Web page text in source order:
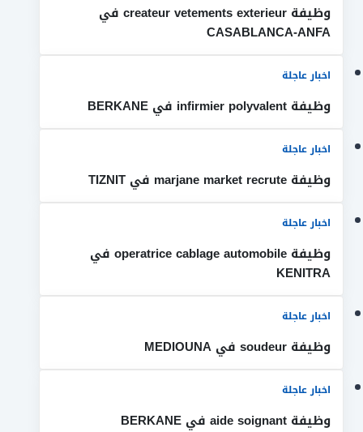
وظيفة createur vetements exterieur في
CASABLANCA-ANFA
اخبار عاجلة
وظيفة infirmier polyvalent في BERKANE
اخبار عاجلة
وظيفة marjane market recrute في TIZNIT
اخبار عاجلة
وظيفة operatrice cablage automobile في
KENITRA
اخبار عاجلة
وظيفة soudeur في MEDIOUNA
اخبار عاجلة
وظيفة aide soignant في BERKANE